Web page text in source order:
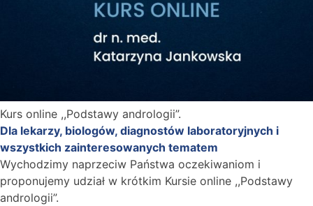
Kurs online ,,Podstawy andrologii”.
Dla lekarzy, biologów, diagnostów laboratoryjnych i
wszystkich zainteresowanych tematem
Wychodzimy naprzeciw Państwa oczekiwaniom i
proponujemy udział w krótkim Kursie online ,,Podstawy
andrologii”.